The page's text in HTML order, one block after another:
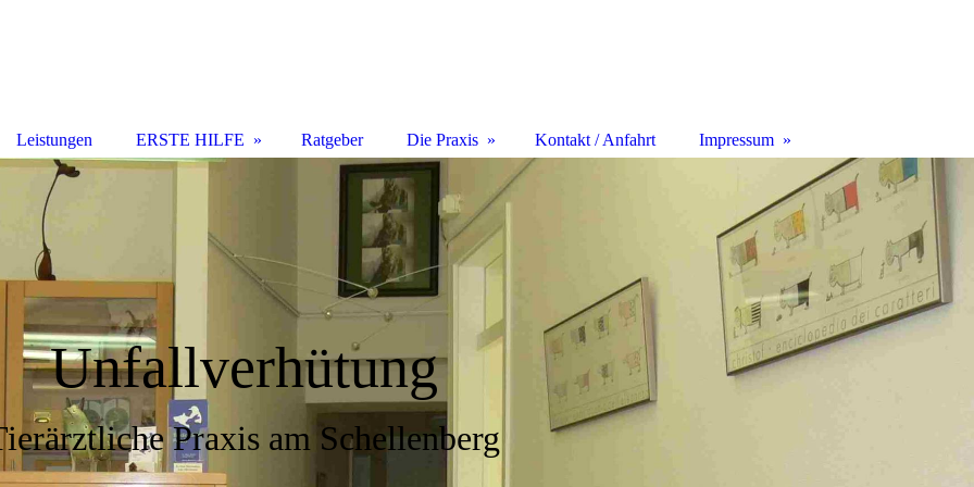
Unfallverhütung
Praxis am Schellenberg
Leistungen ERSTE HILFE Ratgeber Die Praxis Kontakt / Anfahrt Impressum